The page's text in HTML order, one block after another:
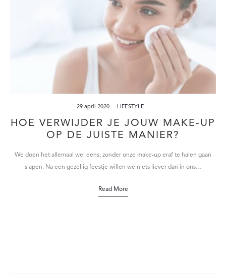
29 april 2020 LIFESTYLE
HOE VERWIJDER JE JOUW MAKE-UP
OP DE JUISTE MANIER?
We doen het allemaal wel eens; zonder onze make-up eraf te halen gaan
slapen. Na een gezellig feestje willen we niets liever dan in ons…
Read More